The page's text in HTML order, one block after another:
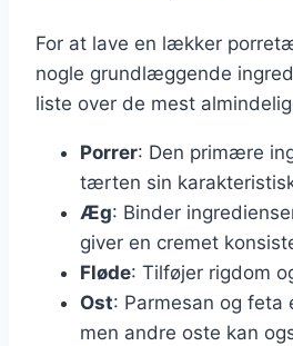
For at lave en lækker
nogle grundlæggende
liste over de mest
Porrer: Den primære
tærten sin
Æg: Binder
giver en cremet
Fløde: Tilføjer rigdom
Ost: Parmesan og
men andre oste kan